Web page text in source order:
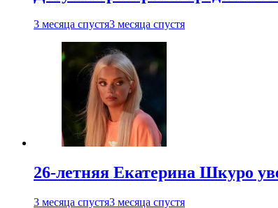
3 месяца спустя3 месяца спустя
26-летняя Екатерина Шкуро
3 месяца спустя3 месяца спустя